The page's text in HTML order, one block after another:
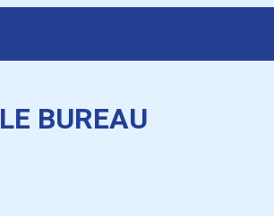
LE BUREAU